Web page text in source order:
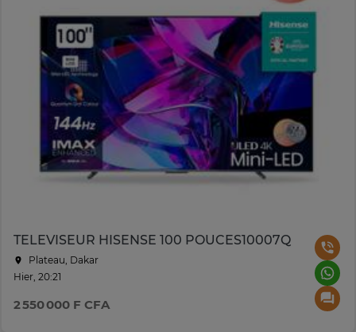
TELEVISEUR HISENSE 100 POUCES10007Q
Plateau, Dakar
Hier, 20:21
2 550 000 F CFA